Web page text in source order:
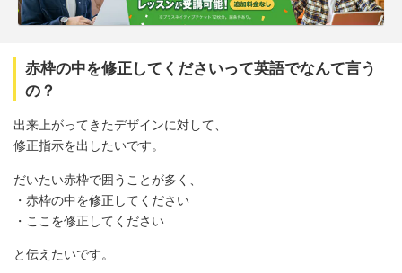
赤枠の中を修正してくださいって英語でなんて言う
の？
出来上がってきたデザインに対して、
修正指示を出したいです。
だいたい赤枠で囲うことが多く、
・赤枠の中を修正してください
・ここを修正してください
と伝えたいです。